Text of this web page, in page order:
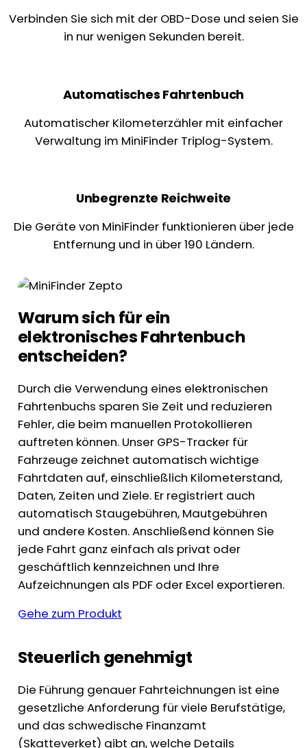
Verbinden Sie sich mit der OBD-Dose und seien Sie
in nur wenigen Sekunden bereit.
Automatisches Fahrtenbuch
Automatischer Kilometerzähler mit einfacher
Verwaltung im MiniFinder Triplog-System.
Unbegrenzte Reichweite
Die Geräte von MiniFinder funktionieren über jede
Entfernung und in über 190 Ländern.
Warum sich für ein
elektronisches Fahrtenbuch
entscheiden?
Durch die Verwendung eines elektronischen
Fahrtenbuchs sparen Sie Zeit und reduzieren
Fehler, die beim manuellen Protokollieren
auftreten können. Unser GPS-Tracker für
Fahrzeuge zeichnet automatisch wichtige
Fahrtdaten auf, einschließlich Kilometerstand,
Daten, Zeiten und Ziele. Er registriert auch
automatisch Staugebühren, Mautgebühren
und andere Kosten. Anschließend können Sie
jede Fahrt ganz einfach als privat oder
geschäftlich kennzeichnen und Ihre
Aufzeichnungen als PDF oder Excel exportieren.
Gehe zum Produkt
Steuerlich genehmigt
Die Führung genauer Fahrteichnungen ist eine
gesetzliche Anforderung für viele Berufstätige,
und das schwedische Finanzamt
(Skatteverket) gibt an, welche Details